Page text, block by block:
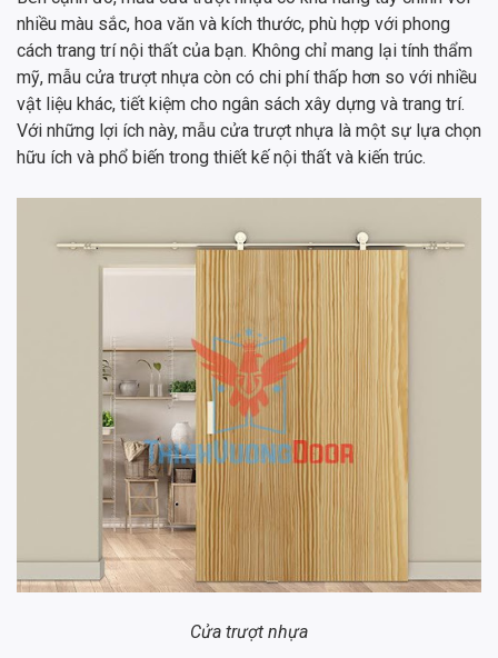
nhiều màu sắc, hoa văn và kích thước, phù hợp với phong
cách trang trí nội thất của bạn. Không chỉ mang lại tính thẩm
mỹ, mẫu cửa trượt nhựa còn có chi phí thấp hơn so với nhiều
vật liệu khác, tiết kiệm cho ngân sách xây dựng và trang trí.
Với những lợi ích này, mẫu cửa trượt nhựa là một sự lựa chọn
hữu ích và phổ biến trong thiết kế nội thất và kiến trúc.
Cửa trượt nhựa